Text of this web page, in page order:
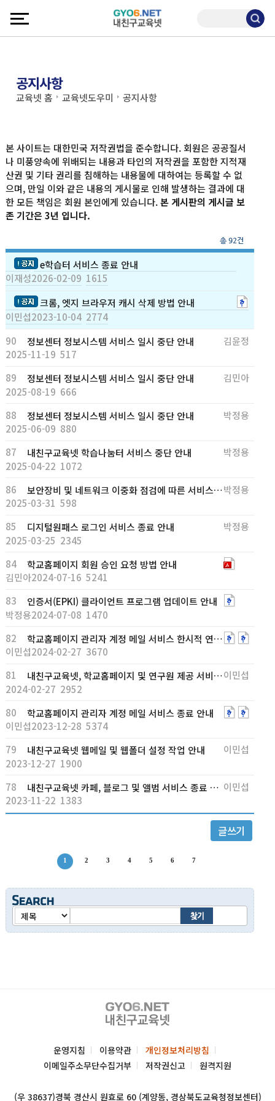
공지사항
교육넷 홈 교육넷도우미 공지사항
본 사이트는 대한민국 저작권법을 준수합니다. 회원은 공공질서
나 미풍양속에 위배되는 내용과 타인의 저작권을 포함한 지적재
산권 및 기타 권리를 침해하는 내용물에 대하여는 등록할 수 없
으며, 만일 이와 같은 내용의 게시물로 인해 발생하는 결과에 대
한 모든 책임은 회원 본인에게 있습니다.본 게시판의 게시글 보
존 기간은 3년 입니다.
총 92건
e학습터 서비스 종료 안내
이재성2026-02-09 1615
크롬, 엣지 브라우저 캐시 삭제 방법 안내
이민섭2023-10-04 2774
90
정보센터 정보시스템 서비스 일시 중단 안내
김윤정
2025-11-19 517
89
정보센터 정보시스템 서비스 일시 중단 안내
김민아
2025-08-19 666
88
정보센터 정보시스템 서비스 일시 중단 안내
박정용
2025-06-09 880
87
내친구교육넷 학습나눔터 서비스 중단 안내
박정용
2025-04-22 1072
86
보안장비 및 네트워크 이중화 점검에 따른 서비스 일시 중단 안..박정용
2025-03-31 598
85
디지털원패스 로그인 서비스 종료 안내
박정용
2025-03-25 2345
84
학교홈페이지 회원 승인 요청 방법 안내
김민아2024-07-16 5241
83
인증서(EPKI) 클라이언트 프로그램 업데이트 안내
박정용2024-07-08 1470
82
학교홈페이지 관리자 계정 메일 서비스 한시적 연장 안내
이민섭2024-02-27 3670
81
내친구교육넷, 학교홈페이지 및 연구원 제공 서비스 일시 중지 ..이민섭
2024-02-27 2952
80
학교홈페이지 관리자 계정 메일 서비스 종료 안내
이민섭2023-12-28 5374
79
내친구교육넷 웹메일 및 웹폴더 설정 작업 안내
이민섭
2023-12-27 1900
78
내친구교육넷 카페, 블로그 및 앨범 서비스 종료 안내 이민섭
2023-11-22 1383
글쓰기
1 2 3 4 5 6 7
운영지침 이용약관
개인정보처리방침
이메일주소무단수집거부
저작권신고 원격지원
(우 38637)경북 경산시 원효로 60 (계양동, 경상북도교육청정보센터)